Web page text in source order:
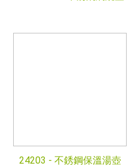
24203 - 不銹鋼保溫湯壺